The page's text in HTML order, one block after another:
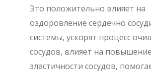
Это положительно влияет на
оздоровление сердечно
системы, ускорят процесс
сосудов, влияет на повышение
эластичности сосудов,